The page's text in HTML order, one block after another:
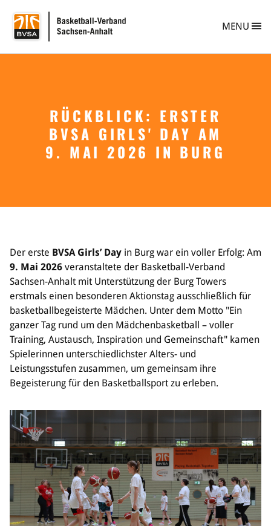
RÜCKBLICK: ERSTER
BVSA GIRLS' DAY AM
9. MAI 2026 IN BURG
BVSA MENU
Philosophie
Spielbetrieb
BVSA-Events
Hallenübersicht
Digitaler Spielberichtsbogen
Leistungssport
Ausrichtung
Auswahlen
Mitteldeutsche Liga (MDL)
Jugend & Schulsport
Allgemeines
Der erste BVSA Girls’ Day in Burg war ein voller Erfolg: Am
9. Mai 2026 veranstaltete der Basketball-Verband
Sachsen-Anhalt mit Unterstützung der Burg Towers
erstmals einen besonderen Aktionstag ausschließlich für
basketballbegeisterte Mädchen. Unter dem Motto "Ein
ganzer Tag rund um den Mädchenbasketball – voller
Training, Austausch, Inspiration und Gemeinschaft" kamen
Spielerinnen unterschiedlichster Alters- und
Leistungsstufen zusammen, um gemeinsam ihre
Begeisterung für den Basketballsport zu erleben.